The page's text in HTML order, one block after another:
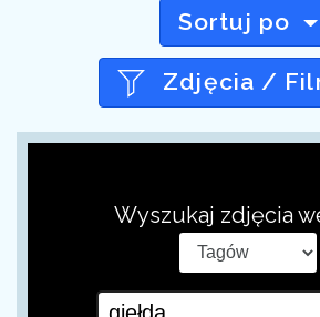
Sortuj po
Zdjęcia /
Wyszukaj zdjęcia